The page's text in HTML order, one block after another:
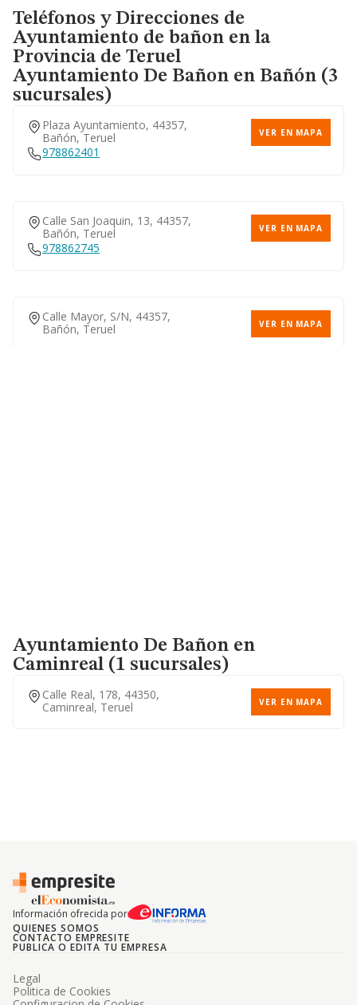
Teléfonos y Direcciones de
Ayuntamiento de bañon en la
Provincia de Teruel
Ayuntamiento De Bañon en Bañón (3
sucursales)
Plaza Ayuntamiento, 44357,
Bañón, Teruel
VER EN MAPA
978862401
Calle San Joaquin, 13, 44357,
Bañón, Teruel
VER EN MAPA
978862745
Calle Mayor, S/n, 44357,
Bañón, Teruel
VER EN MAPA
Ayuntamiento De Bañon en
Caminreal (1 sucursales)
Calle Real, 178, 44350,
Caminreal, Teruel
VER EN MAPA
Información ofrecida por
QUIENES SOMOS
CONTACTO EMPRESITE
PUBLICA O EDITA TU EMPRESA
Legal
Politica de Cookies